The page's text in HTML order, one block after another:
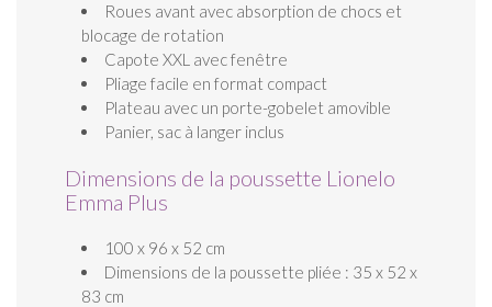
Roues avant avec absorption de chocs et
blocage de rotation
Capote XXL avec fenêtre
Pliage facile en format compact
Plateau avec un porte-gobelet amovible
Panier, sac à langer inclus
Dimensions de la poussette Lionelo
Emma Plus
100 x 96 x 52 cm
Dimensions de la poussette pliée : 35 x 52 x
83 cm